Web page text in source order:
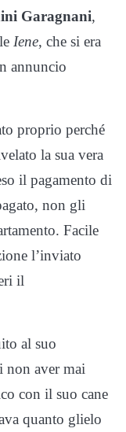
Garagnani,
Iene, che si era
annuncio
proprio perché
la sua vera
il pagamento di
non gli
Facile
l’inviato
il
al suo
non aver mai
con il suo cane
quanto glielo